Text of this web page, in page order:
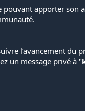
apporter son
l’avancement du
un message privé à "